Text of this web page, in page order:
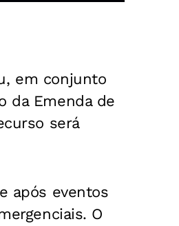
em conjunto
da Emenda de
será
após eventos
O